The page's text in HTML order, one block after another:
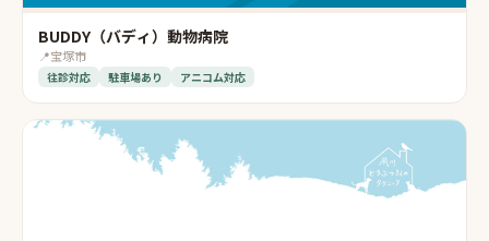
BUDDY（バディ）動物病院
📍宝塚市
往診対応 駐車場あり アニコム対応